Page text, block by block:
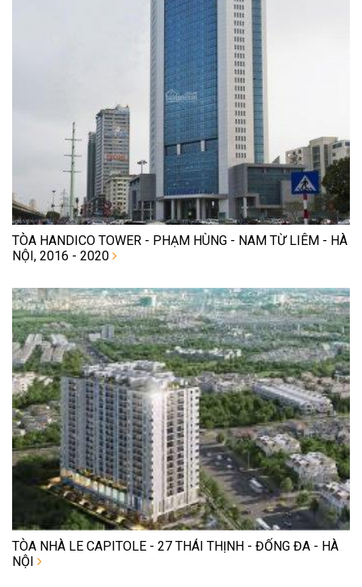
TÒA HANDICO TOWER - PHẠM HÙNG - NAM TỪ LIÊM - HÀ
NỘI, 2016 - 2020
TÒA NHÀ LE CAPITOLE - 27 THÁI THỊNH - ĐỐNG ĐA - HÀ
NỘI